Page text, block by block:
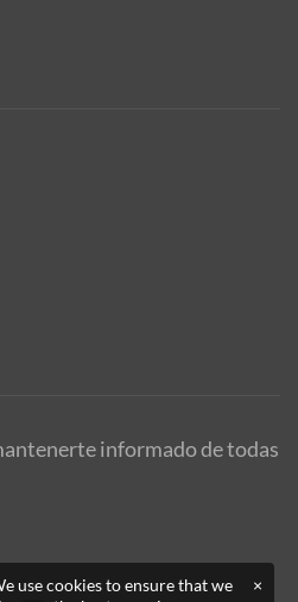
informado de todas
×
use cookies to ensure that we